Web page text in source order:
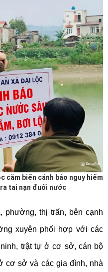
cắm biển cảnh báo nguy hiểm
tai nạn đuối nước
phường, thị trấn, bên cạnh
xuyên phối hợp với các
trật tự ở cơ sở, cán bộ
cơ sở và các gia đình, nhà